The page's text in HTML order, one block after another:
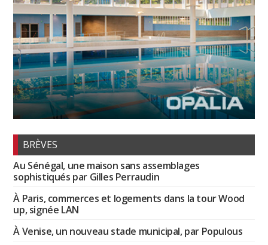
BRÈVES
Au Sénégal, une maison sans assemblages
sophistiqués par Gilles Perraudin
À Paris, commerces et logements dans la tour Wood
up, signée LAN
À Venise, un nouveau stade municipal, par Populous